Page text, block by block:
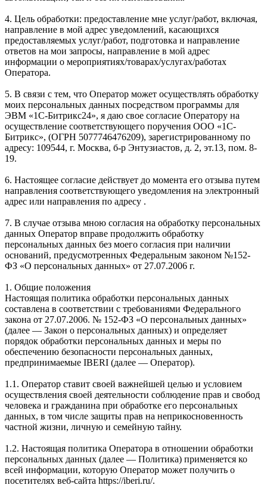
4. Цель обработки: предоставление мне услуг/работ, включая,
направление в мой адрес уведомлений, касающихся
предоставляемых услуг/работ, подготовка и направление
ответов на мои запросы, направление в мой адрес
информации о мероприятиях/товарах/услугах/работах
Оператора.
5. В связи с тем, что Оператор может осуществлять обработку
моих персональных данных посредством программы для
ЭВМ «1С-Битрикс24», я даю свое согласие Оператору на
осуществление соответствующего поручения ООО «1С-
Битрикс», (ОГРН 5077746476209), зарегистрированному по
адресу: 109544, г. Москва, б-р Энтузиастов, д. 2, эт.13, пом. 8-
19.
6. Настоящее согласие действует до момента его отзыва путем
направления соответствующего уведомления на электронный
адрес или направления по адресу .
7. В случае отзыва мною согласия на обработку персональных
данных Оператор вправе продолжить обработку
персональных данных без моего согласия при наличии
оснований, предусмотренных Федеральным законом №152-
ФЗ «О персональных данных» от 27.07.2006 г.
1. Общие положения
Настоящая политика обработки персональных данных
составлена в соответствии с требованиями Федерального
закона от 27.07.2006. № 152-ФЗ «О персональных данных»
(далее — Закон о персональных данных) и определяет
порядок обработки персональных данных и меры по
обеспечению безопасности персональных данных,
предпринимаемые IBERI (далее — Оператор).
1.1. Оператор ставит своей важнейшей целью и условием
осуществления своей деятельности соблюдение прав и свобод
человека и гражданина при обработке его персональных
данных, в том числе защиты прав на неприкосновенность
частной жизни, личную и семейную тайну.
1.2. Настоящая политика Оператора в отношении обработки
персональных данных (далее — Политика) применяется ко
всей информации, которую Оператор может получить о
посетителях веб-сайта https://iberi.ru/.